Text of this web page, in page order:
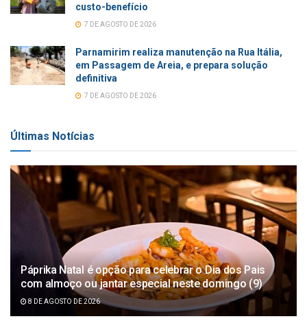
custo-benefício
7 DE AGOSTO DE 2026
Parnamirim realiza manutenção na Rua Itália,
em Passagem de Areia, e prepara solução
definitiva
7 DE AGOSTO DE 2026
Últimas Notícias
Páprika Natal é opção para celebrar o Dia dos Pais
com almoço ou jantar especial neste domingo (9)
8 DE AGOSTO DE 2026